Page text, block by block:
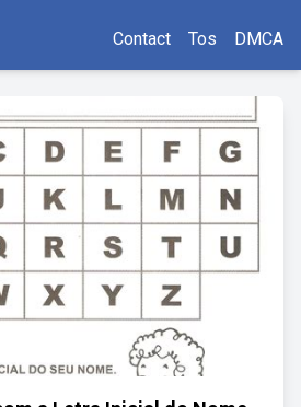
Contact Tos DMCA